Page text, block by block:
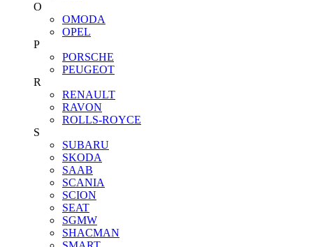
O
OMODA
OPEL
P
PORSCHE
PEUGEOT
R
RENAULT
RAVON
ROLLS-ROYCE
S
SUBARU
SKODA
SAAB
SCANIA
SCION
SEAT
SGMW
SHACMAN